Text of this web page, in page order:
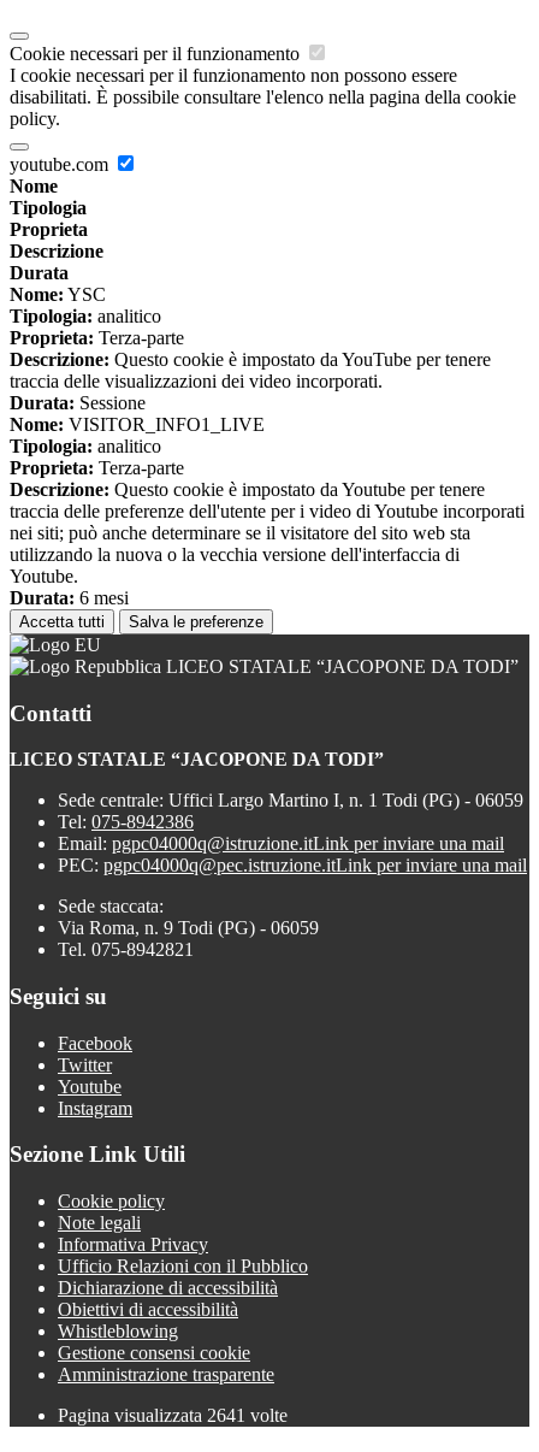
Cookie necessari per il funzionamento
I cookie necessari per il funzionamento non possono essere
disabilitati. È possibile consultare l'elenco nella pagina della cookie
policy.
youtube.com
Nome
Tipologia
Proprieta
Descrizione
Durata
Nome: YSC
Tipologia: analitico
Proprieta: Terza-parte
Descrizione: Questo cookie è impostato da YouTube per tenere
traccia delle visualizzazioni dei video incorporati.
Durata: Sessione
Nome: VISITOR_INFO1_LIVE
Tipologia: analitico
Proprieta: Terza-parte
Descrizione: Questo cookie è impostato da Youtube per tenere
traccia delle preferenze dell'utente per i video di Youtube incorporati
nei siti; può anche determinare se il visitatore del sito web sta
utilizzando la nuova o la vecchia versione dell'interfaccia di
Youtube.
Durata: 6 mesi
Accetta tutti Salva le preferenze
LICEO STATALE “JACOPONE DA TODI”
Contatti
LICEO STATALE “JACOPONE DA TODI”
Sede centrale: Uffici Largo Martino I, n. 1 Todi (PG) - 06059
Tel: 075-8942386
Email: pgpc04000q@istruzione.itLink per inviare una mail
PEC: pgpc04000q@pec.istruzione.itLink per inviare una mail
Sede staccata:
Via Roma, n. 9 Todi (PG) - 06059
Tel. 075-8942821
Seguici su
Facebook
Twitter
Youtube
Instagram
Sezione Link Utili
Cookie policy
Note legali
Informativa Privacy
Ufficio Relazioni con il Pubblico
Dichiarazione di accessibilità
Obiettivi di accessibilità
Whistleblowing
Gestione consensi cookie
Amministrazione trasparente
Pagina visualizzata 2641 volte